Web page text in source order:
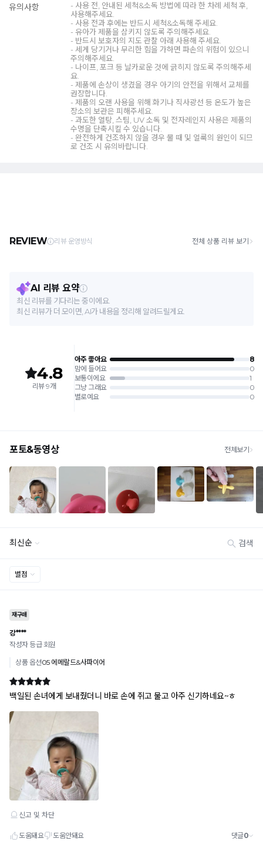
유의사항
- 사용 전, 안내된 세척&소독 방법에 따라 한 차례 세척 후,
사용해주세요.
- 사용 전과 후에는 반드시 세척&소독해 주세요.
- 유아가 제품을 삼키지 않도록 주의해주세요.
- 반드시 보호자의 지도 관찰 아래 사용해 주세요.
- 세게 당기거나 무리한 힘을 가하면 파손의 위험이 있으니
주의해주세요.
- 나이프, 포크 등 날카로운 것에 긁히지 않도록 주의해주세
요.
- 제품에 손상이 생겼을 경우 아기의 안전을 위해서 교체를
권장합니다.
- 제품의 오랜 사용을 위해 화기나 직사광선 등 온도가 높은
장소의 보관은 피해주세요.
- 과도한 열탕, 스팀, UV 소독 및 전자레인지 사용은 제품의
수명을 단축시킬 수 있습니다.
- 완전하게 건조하지 않을 경우 물 때 및 얼룩의 원인이 되므
로 건조 시 유의바랍니다.